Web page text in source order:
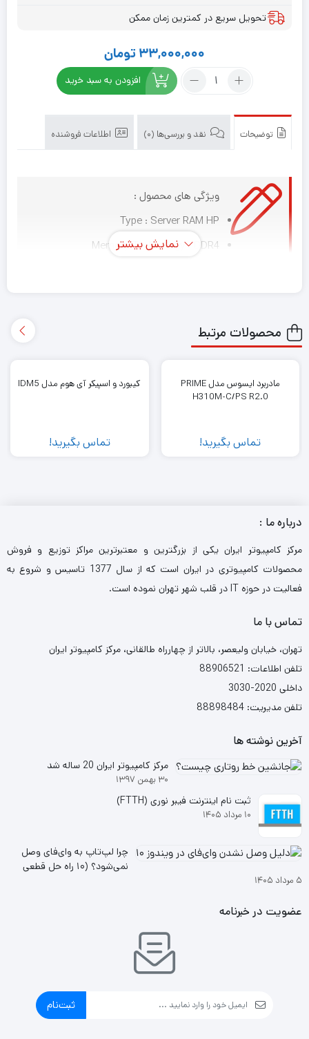
تحویل سریع در کمترین زمان ممکن
33,000,000 تومان
تعداد:
پی
836220-
افزودن به سبد خرید
توضیحات نقد و بررسی‌ها (0) اطلاعات فروشنده
ویژگی های محصول :
Type : Server RAM HP
Memory Technology : DDR4
Voltage : 1.2V
Weight : 0.45 kg
رم سرور اچ پی 16GB PC4-2400 836220-B21
Memory به معنای “حافظه دسترسی تصادفی” یا “حافظه با دسترسی
تصادفی” است. رم یک حافظه موقتی است که پس از هر بار راه ‌اندازی
‌شود.
نمایش بیشتر
محصولات مرتبط
مادربرد ایسوس مدل PRIME
H310M-C/PS R2.0
تماس بگیرید!
کیبورد و اسپیکر آی هوم مدل IDM5
تماس بگیرید!
درباره ما :
مرکز کامپیوتر ایران یکی از بزرگترین و معتبرترین مراکز توزیع و فروش
محصولات کامپیوتری در ایران است که از سال 1377 تاسیس و شروع به
فعالیت در حوزه IT در قلب شهر تهران نموده است.
تماس با ما
تهران، خیابان ولیعصر، بالاتر از چهارراه طالقانی، مرکز کامپیوتر ایران
تلفن اطلاعات: 88906521
داخلی 2020-3030
تلفن مدیریت: 88898484
آخرین نوشته ها
مرکز کامپیوتر ایران 20 ساله شد
۳۰ بهمن ۱۳۹۷
ثبت نام اینترنت فیبر نوری (FTTH)
۱۰ مرداد ۱۴۰۵
چرا لپ‌تاپ به وای‌فای وصل
نمی‌شود؟ (۱۰ راه حل قطعی
۵ مرداد ۱۴۰۵
عضویت در خبرنامه
ثبت‌نام